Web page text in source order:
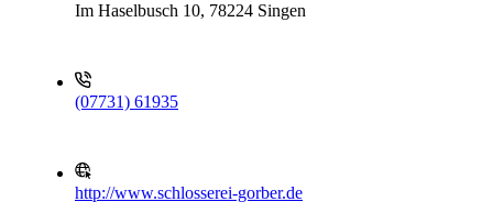
Im Haselbusch 10, 78224 Singen
(07731) 61935
http://www.schlosserei-gorber.de